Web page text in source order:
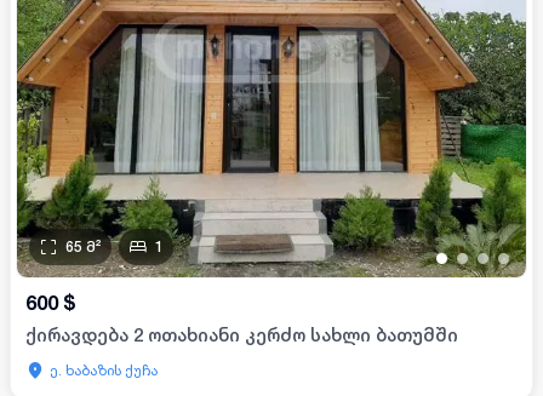
••••
65 მ² 1
600 $
ქირავდება 2 ოთახიანი კერძო სახლი ბათუმში
ე. ხაბაზის ქუჩა